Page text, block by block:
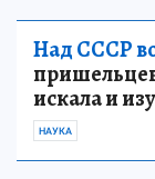
Над СССР
искала и
НАУКА